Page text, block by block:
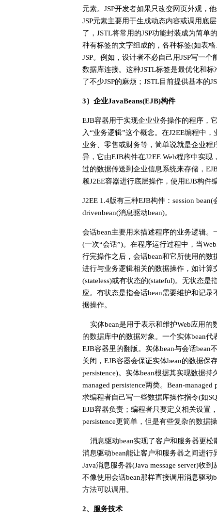
元素。JSP开发者如果只改变网页外观，
JSP元素主要用于生成动态内容或调用底
了，JSTL将常用的JSP功能封装成为简
种有标签的文字组成的，各种标签(如表
JSP。例如，设计者不必自己用JSP写一
数据库连接。这种JSTL标签是最优化和
了不少JSP的麻烦；JSTL目前提供基本的
3）企业JavaBeans(EJB)构件
EJB容器用于实现企业业务操作的程序，
入“业务逻辑”这个概念。在J2EE编程中
业务、零售或财务等，简单说就是企业
异，它由EJB构件在J2EE Web程序中实
过的数据传送到企业信息系统来存储，
赖J2EE容器进行底层操作，使用EJB构
J2EE 1.4版有三种EJB构件：session
drivenbean(消息驱动bean)。
会话bean主要用来描述程序的业务逻辑
(一次“会话”)。在程序运行过程中，当
行完操作之后，会话bean和它所使用的
进行与业务逻辑相关的数据操作，如计算
(stateless)或有状态的(stateful)。无状态
应。有状态是指会话bean需要维护和记
据操作。
实体bean是用于表示和维护Web应用的
的数据库中的数据对象。一个实体bean
EJB容器里的翻版。实体bean与会话bean
关闭，EJB容器会保证实体bean的数据保
persistence)。实体bean根据其实现数据持
managed persistence两类。Bean-
求编程者自己写一些数据库操作指令(如
EJB容器负责；编程者只要定义相关设置
persistence更简单，但是有些复杂的数据
消息驱动bean实现了客户和服务器更松
消息驱动bean能让客户和服务器之间进
Java消息服务器(Java message server)收
不像使用会话bean那样直接调用消息驱动
方法可以调用。
2、服务技术